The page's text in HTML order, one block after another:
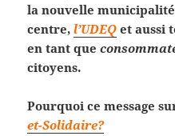
la nouvelle
centre,l’UDEQ et aussi
en tant que
citoyens.
Pourquoi ce message
et-Solidaire?